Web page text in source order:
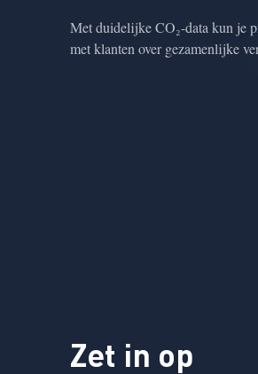
Met duidelijke CO₂-data kun je
met klanten over gezamenlijke
Zet in op